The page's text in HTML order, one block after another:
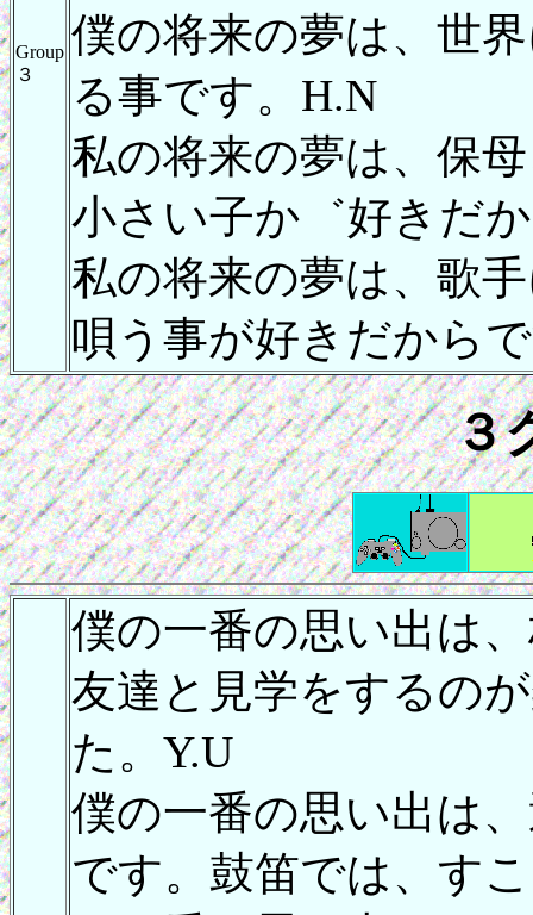
Group
３
僕の将来の夢は、世
る事です。H.N
私の将来の夢は、保
小さい子か゛好きだ
私の将来の夢は、歌
唄う事が好きだから
３
僕の一番の思い出は
友達と見学をするの
た。Y.U
僕の一番の思い出は
です。鼓笛では、す